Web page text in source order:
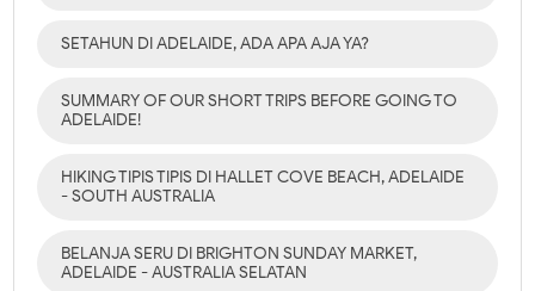
SETAHUN DI ADELAIDE, ADA APA AJA YA?
SUMMARY OF OUR SHORT TRIPS BEFORE GOING TO
ADELAIDE!
HIKING TIPIS TIPIS DI HALLET COVE BEACH, ADELAIDE
- SOUTH AUSTRALIA
BELANJA SERU DI BRIGHTON SUNDAY MARKET,
ADELAIDE - AUSTRALIA SELATAN